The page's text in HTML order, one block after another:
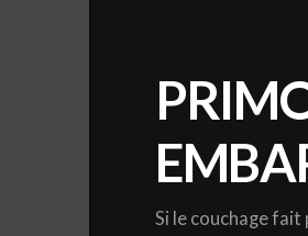
Si le couchage fait